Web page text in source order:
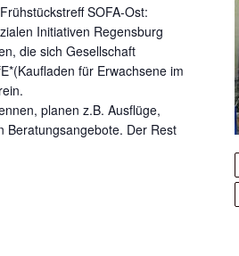
SOFA-Ost:
Initiativen Regensburg
die sich Gesellschaft
für Erwachsene im
planen z.B. Ausflüge,
Beratungsangebote. Der Rest